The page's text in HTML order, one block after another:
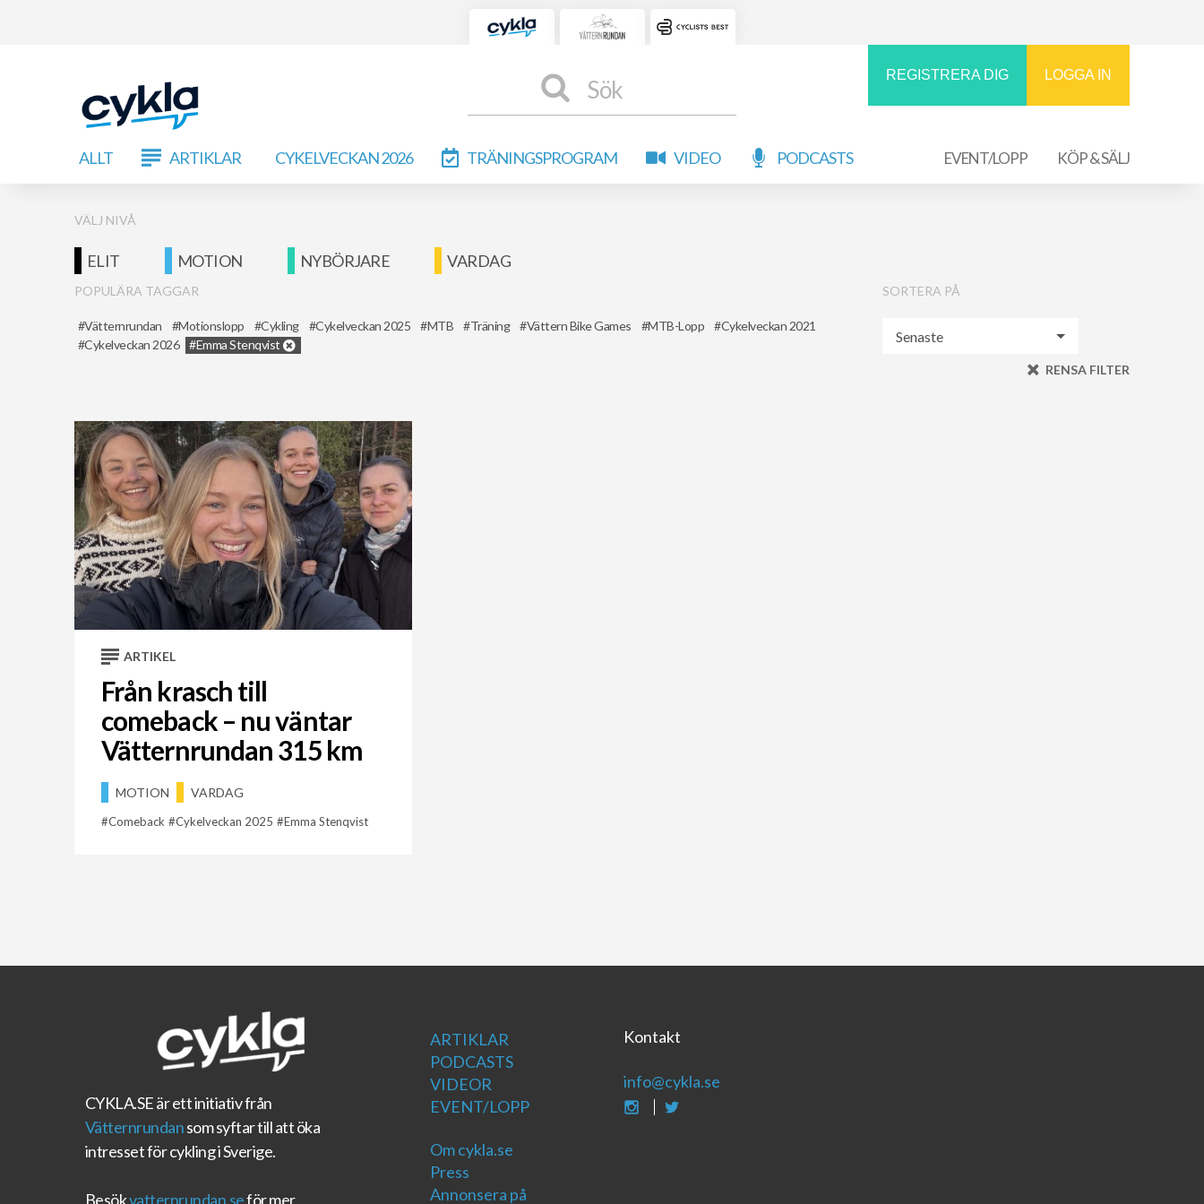
Sök
REGISTRERA DIG LOGGA IN
ALLT ARTIKLAR CYKELVECKAN 2026 TRÄNINGSPROGRAM VIDEO PODCASTS EVENT/LOPP KÖP & SÄLJ
VÄLJ NIVÅ
ELIT MOTION NYBÖRJARE VARDAG
POPULÄRA TAGGAR
Vätternrundan Motionslopp Cykling Cykelveckan 2025 MTB Träning Vättern Bike Games MTB-Lopp
Cykelveckan 2021
Cykelveckan 2026
Emma Stenqvist
SORTERA PÅ
RENSA FILTER
ARTIKEL
Från krasch till
comeback – nu väntar
Vätternrundan 315 km
MOTION VARDAG
Comeback Cykelveckan 2025 Emma Stenqvist
CYKLA.SEär ett initiativ från
Vätternrundansom syftar till att öka
intresset för cykling i Sverige.
Besökvatternrundan.seför mer
ARTIKLAR
PODCASTS
VIDEOR
EVENT/LOPP
Om cykla.se
Press
Annonsera på
Kontakt
info@cykla.se